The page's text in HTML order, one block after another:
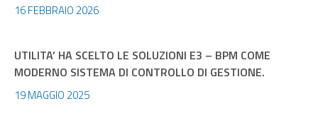
16 FEBBRAIO 2026
UTILITA’ HA SCELTO LE SOLUZIONI E3 – BPM COME
MODERNO SISTEMA DI CONTROLLO DI GESTIONE.
19 MAGGIO 2025